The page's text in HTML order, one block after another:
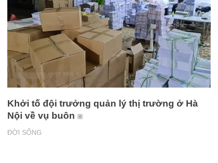
ĐỜI SỐNG
Khởi tố đội trưởng quản lý thị trường ở Hà
Nội về vụ buôn